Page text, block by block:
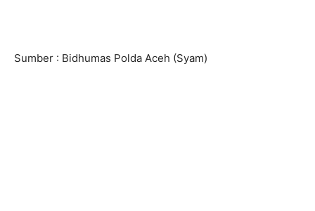
Sumber : Bidhumas Polda Aceh (Syam)